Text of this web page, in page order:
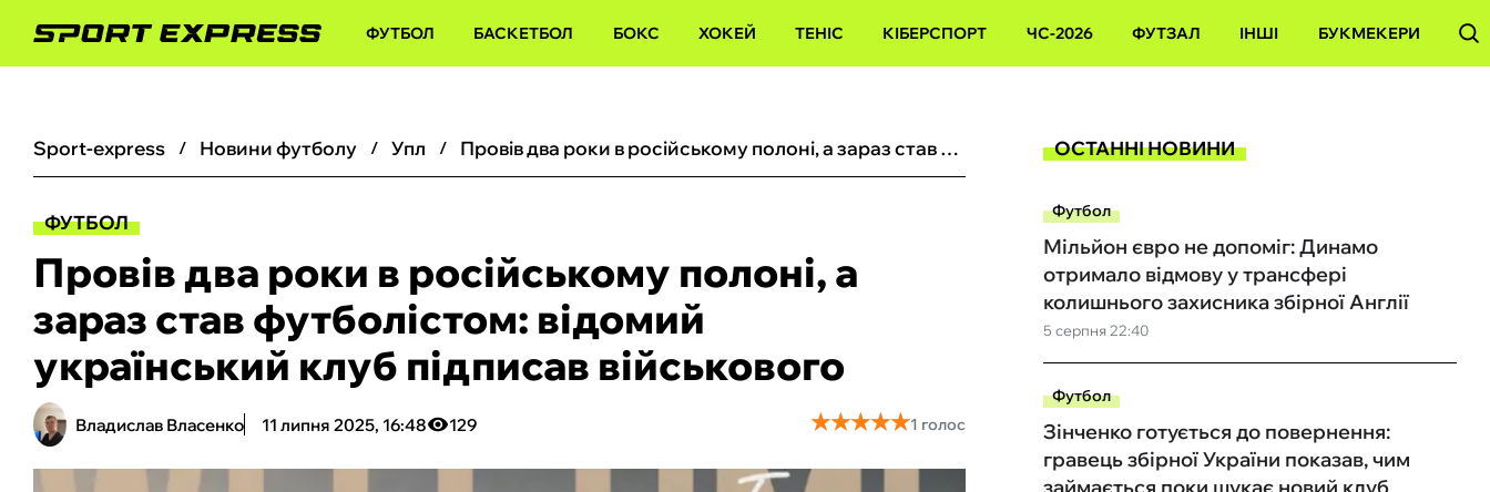
ФУТБОЛ БАСКЕТБОЛ БОКС ХОКЕЙ ТЕНІС КІБЕРСПОРТ ЧС-2026 ФУТЗАЛ ІНШІ БУКМЕКЕРИ
sport-express новини футболу упл Провів два роки в російському полоні, а зараз став футболістом: відомий український клуб підписав військового
ФУТБОЛ
Провів два роки в російському полоні, а
зараз став футболістом: відомий
український клуб підписав військового
Владислав Власенко 11 липня 2025, 16:48 129 ★★★★★
★★★★★1 голос
ОСТАННІ НОВИНИ
Футбол
5 серпня 22:40
Мільйон євро не допоміг: Динамо
отримало відмову у трансфері
колишнього захисника збірної Англії
Футбол
Зінченко готується до повернення:
гравець збірної України показав, чим